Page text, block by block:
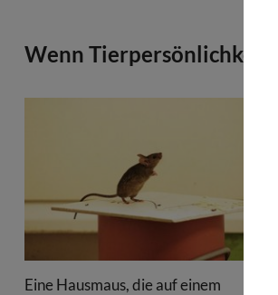
Wenn Tierpersönlichkeit
Eine Hausmaus, die auf einem